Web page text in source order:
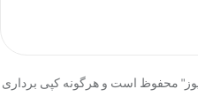
محفوظ است و هرگونه کپی برداری